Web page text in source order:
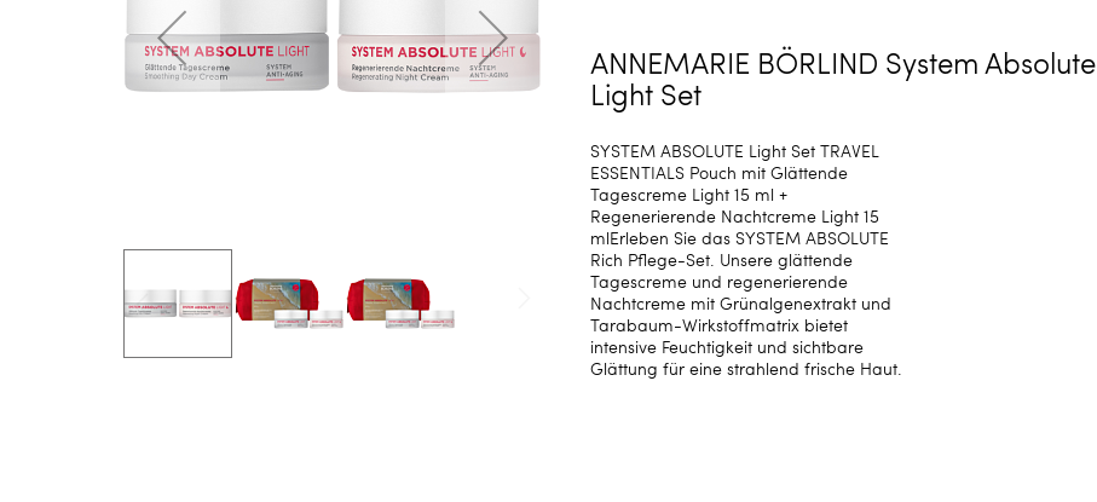
ANNEMARIE BÖRLIND System Absolute
Light Set
SYSTEM ABSOLUTE Light Set TRAVEL
ESSENTIALS Pouch mit Glättende
Tagescreme Light 15 ml +
Regenerierende Nachtcreme Light 15
mlErleben Sie das SYSTEM ABSOLUTE
Rich Pflege-Set. Unsere glättende
Tagescreme und regenerierende
Nachtcreme mit Grünalgenextrakt und
Tarabaum-Wirkstoffmatrix bietet
intensive Feuchtigkeit und sichtbare
Glättung für eine strahlend frische Haut.